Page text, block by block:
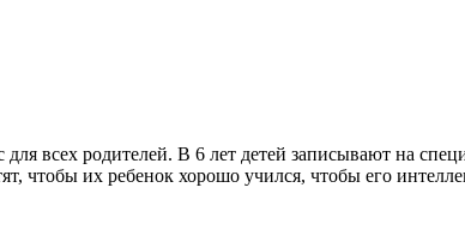
всех родителей. В 6 лет детей записывают на
их ребенок хорошо учился, чтобы его